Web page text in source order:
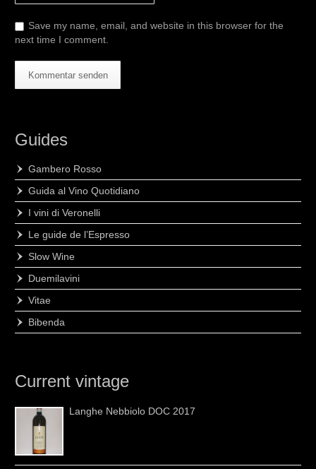
Save my name, email, and website in this browser for the
next time I comment.
Guides
Gambero Rosso
Guida al Vino Quotidiano
I vini di Veronelli
Le guide de l’Espresso
Slow Wine
Duemilavini
Vitae
Bibenda
Current vintage
Langhe Nebbiolo DOC 2017